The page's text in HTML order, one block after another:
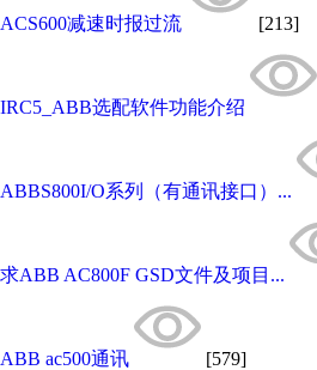
ACS600减速时报过流 [213]
IRC5_ABB选配软件功能介绍
ABBS800I/O系列（有通讯接口）...
求ABB AC800F GSD文件及项目...
ABB ac500通讯 [579]